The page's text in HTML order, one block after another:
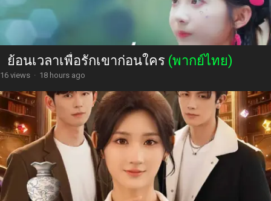
ย้อนเวลาเพื่อรักเขาก่อนใคร (พากย์ไทย)
16 views · 18 hours ago